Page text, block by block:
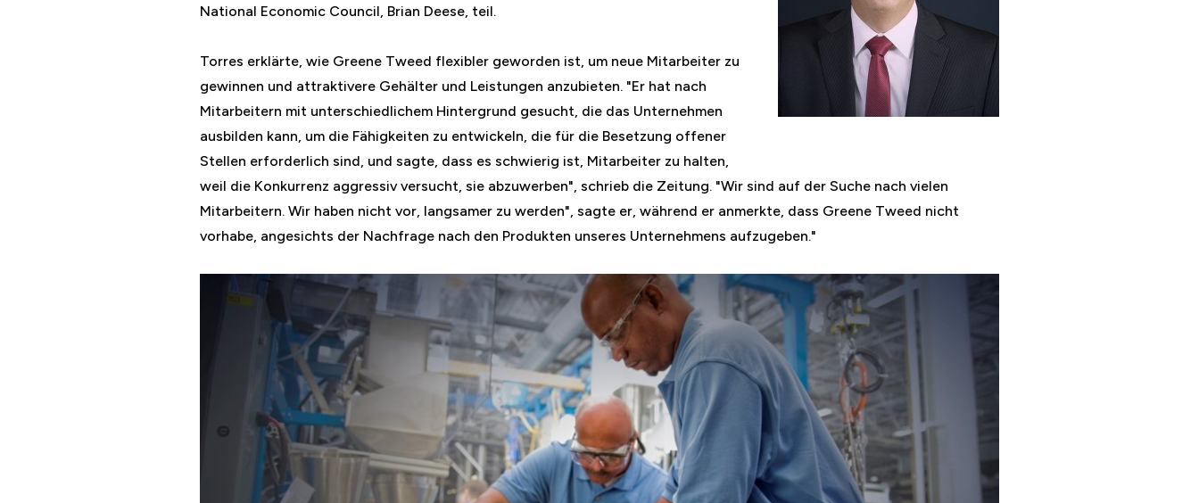
National Economic Council, Brian Deese, teil.
Torres erklärte, wie Greene Tweed flexibler geworden ist, um neue Mitarbeiter zu
gewinnen und attraktivere Gehälter und Leistungen anzubieten. "Er hat nach
Mitarbeitern mit unterschiedlichem Hintergrund gesucht, die das Unternehmen
ausbilden kann, um die Fähigkeiten zu entwickeln, die für die Besetzung offener
Stellen erforderlich sind, und sagte, dass es schwierig ist, Mitarbeiter zu halten,
weil die Konkurrenz aggressiv versucht, sie abzuwerben", schrieb die Zeitung. "Wir sind auf der Suche nach vielen
Mitarbeitern. Wir haben nicht vor, langsamer zu werden", sagte er, während er anmerkte, dass Greene Tweed nicht
vorhabe, angesichts der Nachfrage nach den Produkten unseres Unternehmens aufzugeben."